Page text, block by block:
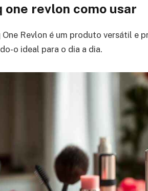
one revlon como usar
One Revlon é um produto versátil e
o ideal para o dia a dia.